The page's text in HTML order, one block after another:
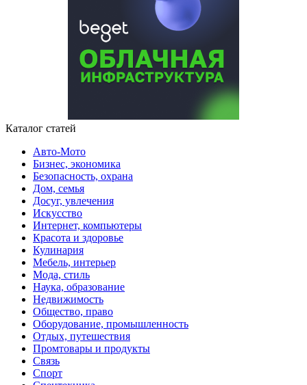
Каталог статей
Авто-Мото
Бизнес, экономика
Безопасность, охрана
Дом, семья
Досуг, увлечения
Искусство
Интернет, компьютеры
Красота и здоровье
Кулинария
Мебель, интерьер
Мода, стиль
Наука, образование
Недвижимость
Общество, право
Оборудование, промышленность
Отдых, путешествия
Промтовары и продукты
Связь
Спорт